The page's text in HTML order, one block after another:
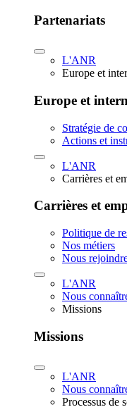
Partenariats
L'ANR
Europe et
Europe et
Stratégie de
Actions et
L'ANR
Carrières et
Carrières et
Politique de
Nos métiers
Nous
L'ANR
Nous
Missions
Missions
L'ANR
Nous
Processus de